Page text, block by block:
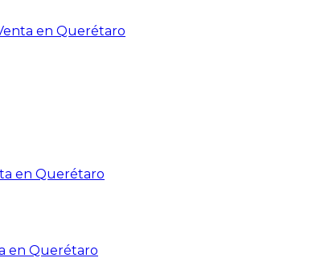
en Querétaro
en Querétaro
en Querétaro